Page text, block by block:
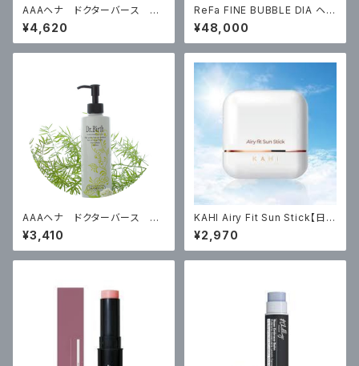
AAAヘナ ドクターバース ブ
ラウン100g ￥4620（税込）
¥4,620
ReFa FINE BUBBLE DIA ヘッ
ドサイズ120mm ¥48000 (税
込）
¥48,000
AAAヘナ ドクターバース シ
ャンプー200ml ￥3410（税込）
¥3,410
KAHI Airy Fit Sun Stick【日焼
け止め】14g ￥2970（税込）
¥2,970